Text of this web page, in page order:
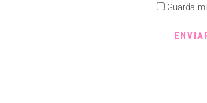
Guarda